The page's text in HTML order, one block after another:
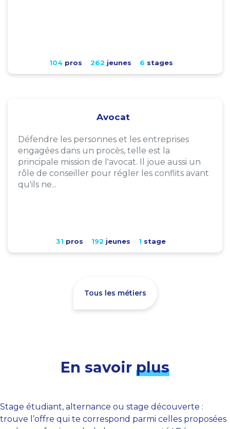
104pros 262 jeunes 6 stages
Avocat
Défendre les personnes et les entreprises
engagées dans un procès, telle est la
principale mission de l'avocat. Il joue aussi un
rôle de conseiller pour régler les conflits avant
qu'ils ne...
31 pros 192 jeunes 1 stage
Tous les métiers
En savoir plus
Stage étudiant, alternance ou stage découverte :
trouve l’offre qui te correspond parmi celles proposées